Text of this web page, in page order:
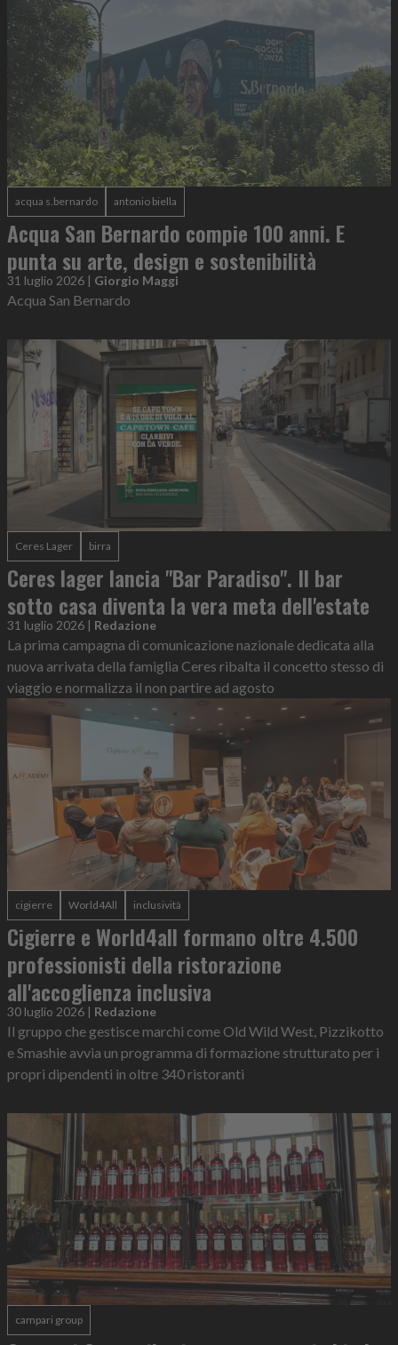
acqua s.bernardo antonio biella
Acqua San Bernardo compie 100 anni. E
punta su arte, design e sostenibilità
31 luglio 2026 | Giorgio Maggi
Acqua San Bernardo
Ceres Lager birra
Ceres lager lancia "Bar Paradiso". Il bar
sotto casa diventa la vera meta dell'estate
31 luglio 2026 | Redazione
La prima campagna di comunicazione nazionale dedicata alla
nuova arrivata della famiglia Ceres ribalta il concetto stesso di
viaggio e normalizza il non partire ad agosto
cigierre World4All inclusività
Cigierre e World4all formano oltre 4.500
professionisti della ristorazione
all'accoglienza inclusiva
30 luglio 2026 | Redazione
Il gruppo che gestisce marchi come Old Wild West, Pizzikotto
e Smashie avvia un programma di formazione strutturato per i
propri dipendenti in oltre 340 ristoranti
campari group